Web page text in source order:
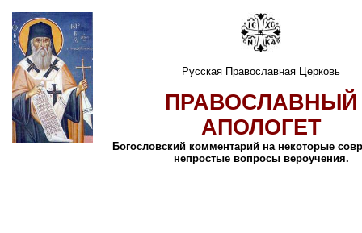
Русская Православная Церковь
ПРАВОСЛАВНЫЙ
АПОЛОГЕТ
Богословский комментарий на некоторые
непростые вопросы вероучения.